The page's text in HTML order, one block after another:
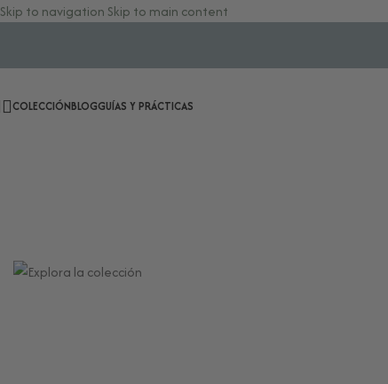
Skip to navigation Skip to main content
COLECCIÓNBLOGGUÍAS Y PRÁCTICAS